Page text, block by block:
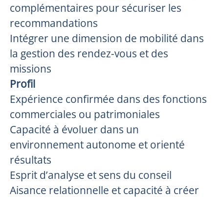
complémentaires pour sécuriser les
recommandations
Intégrer une dimension de mobilité dans
la gestion des rendez-vous et des
missions
Profil
Expérience confirmée dans des fonctions
commerciales ou patrimoniales
Capacité à évoluer dans un
environnement autonome et orienté
résultats
Esprit d’analyse et sens du conseil
Aisance relationnelle et capacité à créer